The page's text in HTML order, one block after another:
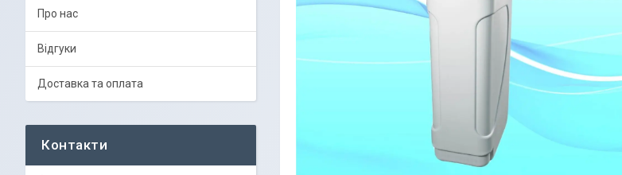
Про нас
Відгуки
Доставка та оплата